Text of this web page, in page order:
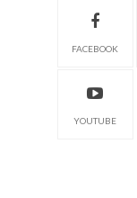
FACEBOOK
YOUTUBE